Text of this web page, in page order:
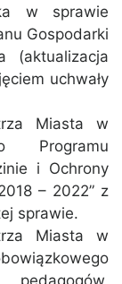
w sprawie
Gospodarki
(aktualizacja
uchwały
Miasta w
Programu
i Ochrony
– 2022” z
sprawie.
Miasta w